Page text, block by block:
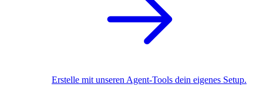
Erstelle mit unseren Agent-Tools dein eigenes Setup.